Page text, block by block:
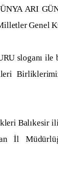
ARI
ile
Balıkesir
İl